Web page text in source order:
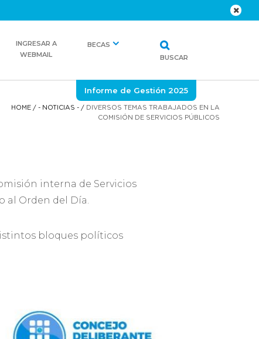
INGRESAR A
WEBMAIL
BECAS
BUSCAR
Informe de Gestión 2025
HOME/ - NOTICIAS -/ DIVERSOS TEMAS TRABAJADOS EN LA
COMISIÓN DE SERVICIOS PÚBLICOS
interna de Servicios
al Orden del Día.
bloques políticos